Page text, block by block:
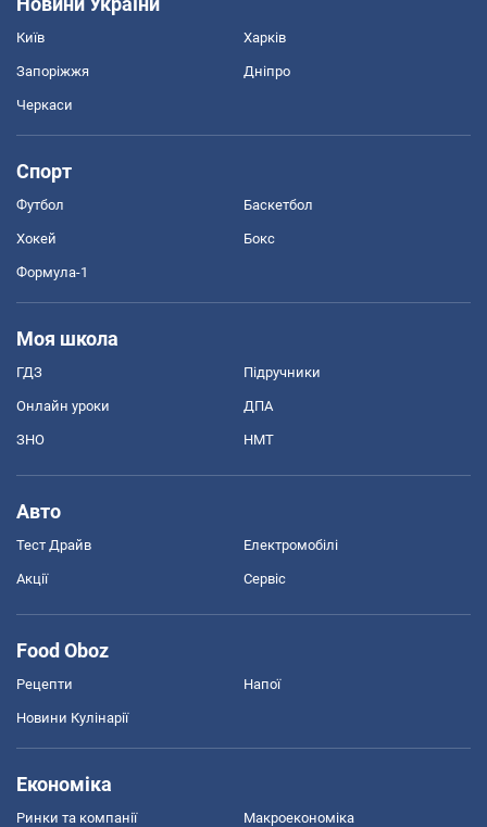
Київ Харків
Запоріжжя Дніпро
Черкаси
Спорт
Футбол Баскетбол
Хокей Бокс
Формула-1
Моя школа
ГДЗ Підручники
Онлайн уроки ДПА
ЗНО НМТ
Авто
Тест Драйв Електромобілі
Акції Сервіс
Food Oboz
Рецепти Напої
Новини Кулінарії
Економіка
Ринки та компанії Макроекономіка